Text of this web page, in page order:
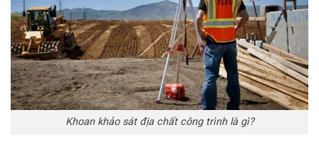
Khoan khảo sát địa chất công trình là gì?